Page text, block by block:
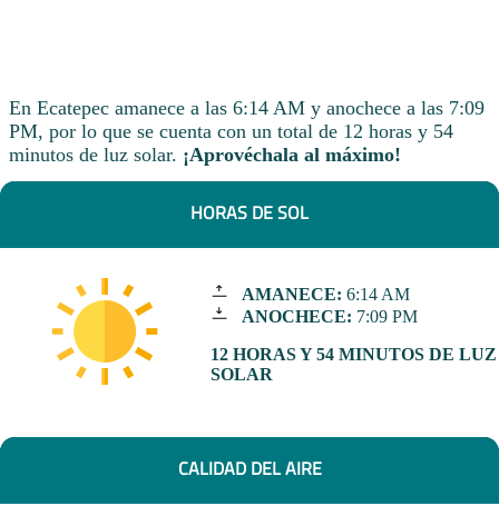
En Ecatepec amanece a las 6:14 AM y anochece a las 7:09
PM, por lo que se cuenta con un total de 12 horas y 54
minutos de luz solar. ¡Aprovéchala al máximo!
HORAS DE SOL
AMANECE: 6:14 AM
ANOCHECE: 7:09 PM
12 HORAS Y 54 MINUTOS DE LUZ
SOLAR
CALIDAD DEL AIRE